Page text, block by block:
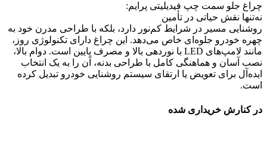
چراغ جلو سمت چپ فیدیلیتی پرایم:
نه‌تنها نقش حیاتی در تأمین
روشنایی مسیر در شرایط کم‌نور دارد، بلکه با طراحی مدرن خود به
چهره خودرو جلوه‌ای خاص می‌دهد. این چراغ دارای تکنولوژی روز،
مانند لامپ‌های LED با نوردهی بالا و مصرف پایین است. دوام بالا،
نصب آسان و هماهنگی کامل با طراحی بدنه، آن را به یک انتخاب
ایده‌آل برای تعویض یا ارتقای سیستم روشنایی خودرو تبدیل کرده
است.
در کنارش خریداری شده